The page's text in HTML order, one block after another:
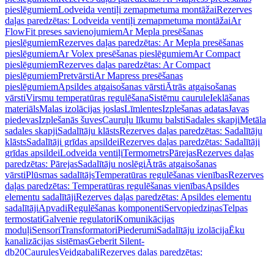
pieslēgumiemLodveida ventiļi zemapmetuma montāžaiRezerves
daļas paredzētas: Lodveida ventiļi zemapmetuma montāžaiAr
FlowFit preses savienojumiemAr Mepla presēšanas
pieslēgumiemRezerves daļas paredzētas: Ar Mepla presēšanas
pieslēgumiemAr Volex presēšanas pieslēgumiemAr Compact
pieslēgumiemRezerves daļas paredzētas: Ar Compact
pieslēgumiemPretvārstiAr Mapress presēšanas
pieslēgumiemApsildes atgaisošanas vārstiĀtrās atgaisošanas
vārstiVirsmu temperatūras regulēšanaSistēmu cauruleIeklāšanas
materiālsMalas izolācijas joslasLīmlentesIzplešanas adatasJavas
piedevasIzplešanās šuvesCauruļu līkumu balstiSadales skapjiMetāla
sadales skapjiSadalītāju klāstsRezerves daļas paredzētas: Sadalītāju
klāstsSadalītāji grīdas apsildeiRezerves daļas paredzētas: Sadalītāji
grīdas apsildeiLodveida ventiļiTermometrsPārejasRezerves daļas
paredzētas: PārejasSadalītāju noslēgiĀtrās atgaisošanas
vārstiPlūsmas sadalītājsTemperatūras regulēšanas vienībasRezerves
daļas paredzētas: Temperatūras regulēšanas vienībasApsildes
elementu sadalītājiRezerves daļas paredzētas: Apsildes elementu
sadalītājiApvadiRegulēšanas komponentiServopiedziņasTelpas
termostatiGalvenie regulatoriKomunikācijas
moduļiSensoriTransformatoriPiederumiSadalītāju izolācijaĒku
kanalizācijas sistēmasGeberit Silent-
db20CaurulesVeidgabaliRezerves daļas paredzētas: